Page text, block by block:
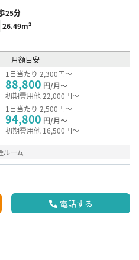
25分
26.49m²
月額目安
1日当たり 2,300円～
88,800 円/月～
初期費用他 22,000円～
1日当たり 2,500円～
94,800 円/月～
初期費用他 16,500円～
ルーム
電話する